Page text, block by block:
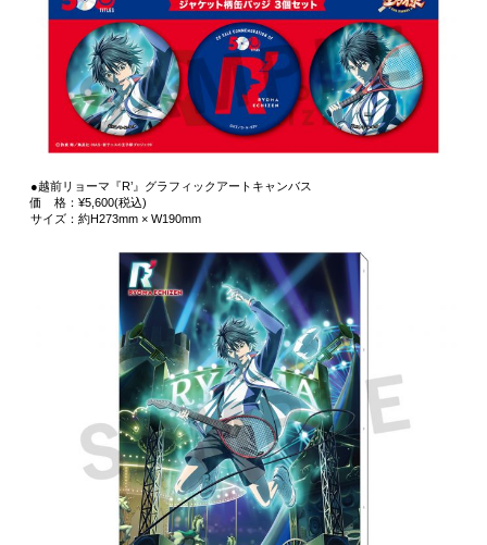
●越前リョーマ『R’』グラフィックアートキャンバス
価 格：¥5,600(税込)
サイズ：約H273mm × W190mm